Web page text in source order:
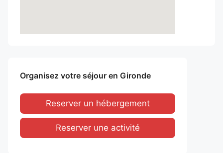
Organisez votre séjour en Gironde
Reserver un hébergement
Reserver une activité